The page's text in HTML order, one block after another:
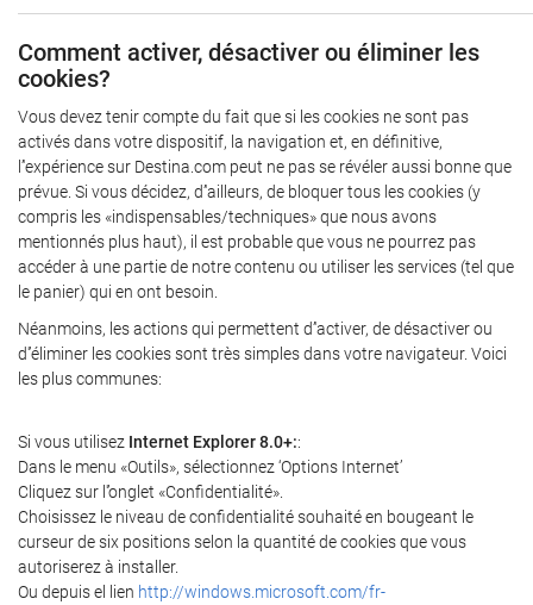
Comment activer, désactiver ou éliminer les
cookies?
Vous devez tenir compte du fait que si les cookies ne sont pas
activés dans votre dispositif, la navigation et, en définitive,
l’'expérience sur Destina.com peut ne pas se révéler aussi bonne que
prévue. Si vous décidez, d’'ailleurs, de bloquer tous les cookies (y
compris les «indispensables/techniques» que nous avons
mentionnés plus haut), il est probable que vous ne pourrez pas
accéder à une partie de notre contenu ou utiliser les services (tel que
le panier) qui en ont besoin.
Néanmoins, les actions qui permettent d’'activer, de désactiver ou
d'’éliminer les cookies sont très simples dans votre navigateur. Voici
les plus communes:
Si vous utilisez Internet Explorer 8.0+::
Dans le menu «Outils», sélectionnez ‘Options Internet’
Cliquez sur l'’onglet «Confidentialité».
Choisissez le niveau de confidentialité souhaité en bougeant le
curseur de six positions selon la quantité de cookies que vous
autoriserez à installer.
Ou depuis el lien http://windows.microsoft.com/fr-